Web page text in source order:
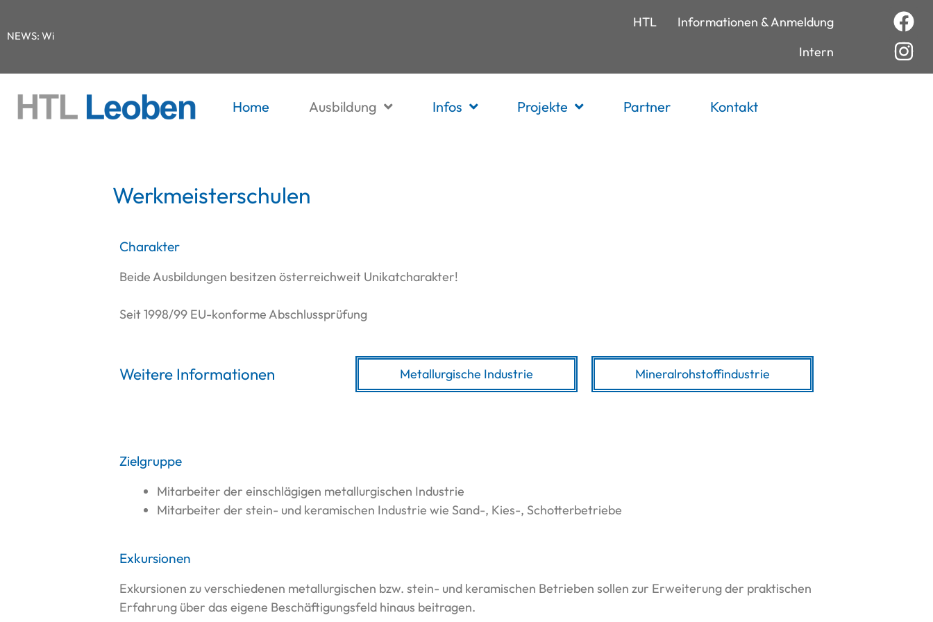
NEWS: Wi
HTL
Informationen & Anmeldung
Intern
Home Ausbildung Infos Projekte Partner Kontakt
Werkmeisterschulen
Charakter
Beide Ausbildungen besitzen österreichweit Unikatcharakter!
Seit 1998/99 EU-konforme Abschlussprüfung
Weitere Informationen Metallurgische Industrie Mineralrohstoffindustrie
Zielgruppe
Mitarbeiter der einschlägigen metallurgischen Industrie
Mitarbeiter der stein- und keramischen Industrie wie Sand-, Kies-, Schotterbetriebe
Exkursionen
Exkursionen zu verschiedenen metallurgischen bzw. stein- und keramischen Betrieben sollen zur Erweiterung der praktischen
Erfahrung über das eigene Beschäftigungsfeld hinaus beitragen.